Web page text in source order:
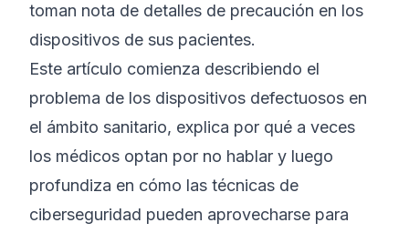
toman nota de detalles de precaución en los
dispositivos de sus pacientes.
Este artículo comienza describiendo el
problema de los dispositivos defectuosos en
el ámbito sanitario, explica por qué a veces
los médicos optan por no hablar y luego
profundiza en cómo las técnicas de
ciberseguridad pueden aprovecharse para